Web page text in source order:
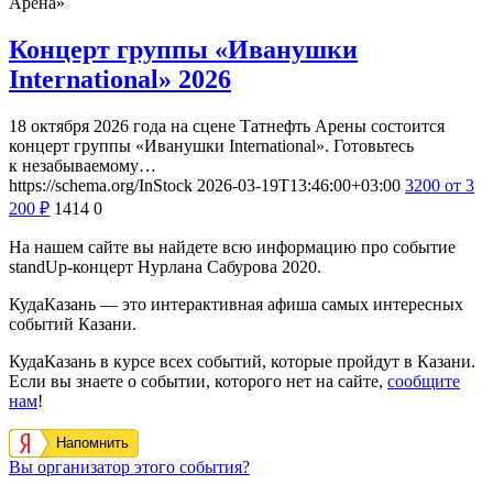
Концерт группы «Иванушки
International» 2026
18 октября 2026 года на сцене Татнефть Арены состоится
концерт группы «Иванушки International». Готовьтесь
к незабываемому…
https://schema.org/InStock 2026-03-19T13:46:00+03:00 3200 от 3
200 ₽ 1414 0
На нашем сайте вы найдете всю информацию про событие
standUp-концерт Нурлана Сабурова 2020.
КудаКазань — это интерактивная афиша самых интересных
событий Казани.
КудаКазань в курсе всех событий, которые пройдут в Казани.
Если вы знаете о событии, которого нет на сайте, сообщите
нам!
Напомнить
Вы организатор этого события?